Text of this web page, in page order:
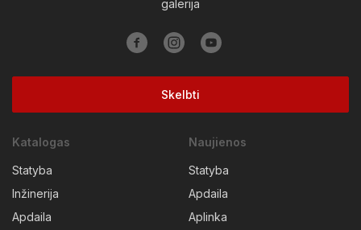
galerija
Skelbti
Katalogas
Statyba
Inžinerija
Apdaila
Naujienos
Statyba
Apdaila
Aplinka